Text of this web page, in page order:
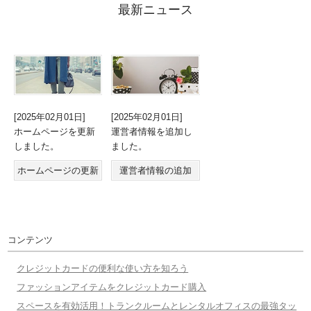
最新ニュース
[2025年02月01日]
ホームページを更新
しました。
ホームページの更新
[2025年02月01日]
運営者情報を追加し
ました。
運営者情報の追加
コンテンツ
クレジットカードの便利な使い方を知ろう
ファッションアイテムをクレジットカード購入
スペースを有効活用！トランクルームとレンタルオフィスの最強タッ